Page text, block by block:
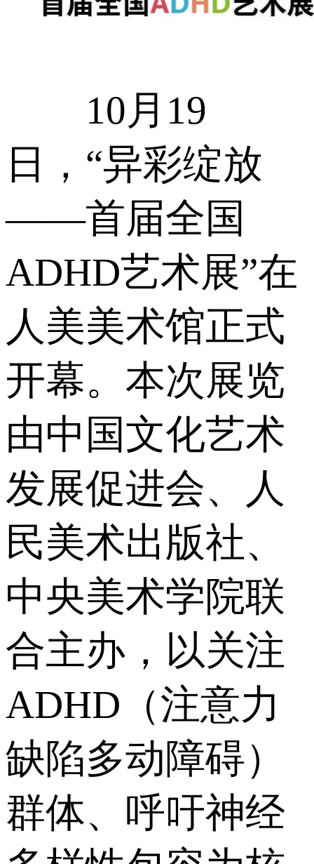
10月19
日，“异彩绽放
——首届全国
ADHD艺术展”在
人美美术馆正式
开幕。本次展览
由中国文化艺术
发展促进会、人
民美术出版社、
中央美术学院联
合主办，以关注
ADHD（注意力
缺陷多动障碍）
群体、呼吁神经